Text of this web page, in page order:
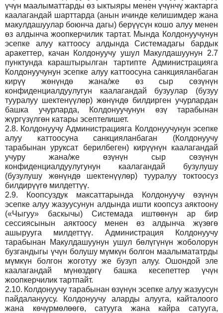
үчүн маалыматтарды өз ыктыяры менен үчүнчү жактарга
каалагандай шарттарда (анын ичинде келишимдер жана
макулдашуулар боюнча дагы) берүүсүн кошо алуу менен
өз алдынча жоопкерчилик тартат. Мында Колдонуучунун
эсепке алуу каттоосу алдында Системадагы бардык
аракеттер, качан Колдонуучу ушул Макулдашуунун 2.7
пунктунда караштырылган тартипте Администрацияга
Колдонуучунун эсепке алуу каттоосуна санкцияланбаган
кирүү жөнүндө жана/же өз сыр сөзүнүн
конфиденциалдуулугун каалагандай бузуулар (бузуу
тууралуу шектенүүлөр) жөнүндө билдирген учурлардан
башка учурларда, Колдонуучунун өзү тарабынан
жүргүзүлгөн катары эсептелишет.
2.8. Колдонуучу Администрацияга Колдонуучунун эсепке
алуу каттоосуна санкцияланбаган (Колдонуучу
тарабынан уруксат берилбеген) кирүүнүн каалагандай
учуру жана/же өзүнүн сыр сөзүнүн
конфиденциалдуулугунун каалагандай бузулушу
(бузулушу жөнүндө шектенүүлөр) тууралуу токтоосуз
билдирүүгө милдеттүү.
2.9.
Коопсуздук максаттарында Колдонуучу өзүнүн
эсепке алуу жазуусунун алдында ишти коопсуз аяктоону
(«Чыгуу» баскычы) Системада иштөөнүн ар бир
сессиясынын аяктоосу менен өз алдынча жүзөгө
ашырууга милдеттүү. Администрация Колдонуучу
тарабынан Макулдашуунун ушул бөлүгүнүн жоболорун
бузгандыгы үчүн болушу мүмкүн болгон маалымататрды
мүмкүн болгон жоготуу же бузуп алуу. Ошондой эле
каалагандай мүнөздөгү башка кесепеттер үчүн
жоопкерчилик тартпайт.
2.10. Колдонуучу тарабынан өзүнүн эсепке алуу жазуусун
пайдалануусу. Колдонуучу аларды алууга, кайталоого
жана көчүрмөлөөгө, сатууга жана кайра сатууга,